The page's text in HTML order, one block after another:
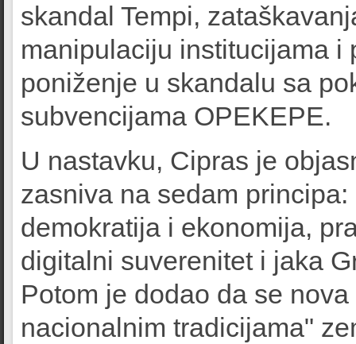
skandal Tempi,
manipulaciju institucijama i
poniženje u skandalu sa
subvencijama OPEKEPE.
U nastavku, Cipras je
zasniva na sedam
demokratija i ekonomija,
digitalni suverenitet i jaka
Potom je dodao da se
nacionalnim tradicijama"